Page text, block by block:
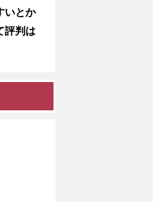
いとか
評判は